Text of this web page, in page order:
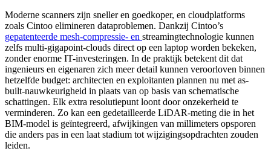
Moderne scanners zijn sneller en goedkoper, en cloudplatforms
zoals Cintoo elimineren dataproblemen. Dankzij Cintoo’s
gepatenteerde mesh-compressie- en streamingtechnologie kunnen
zelfs multi-gigapoint-clouds direct op een laptop worden bekeken,
zonder enorme IT-investeringen. In de praktijk betekent dit dat
ingenieurs en eigenaren zich meer detail kunnen veroorloven binnen
hetzelfde budget: architecten en exploitanten plannen nu met as-
built-nauwkeurigheid in plaats van op basis van schematische
schattingen. Elk extra resolutiepunt loont door onzekerheid te
verminderen. Zo kan een gedetailleerde LiDAR-meting die in het
BIM-model is geïntegreerd, afwijkingen van millimeters opsporen
die anders pas in een laat stadium tot wijzigingsopdrachten zouden
leiden.